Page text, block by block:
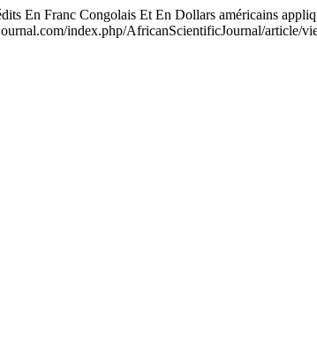
En Franc Congolais Et En Dollars américains
index.php/AfricanScientificJournal/article/